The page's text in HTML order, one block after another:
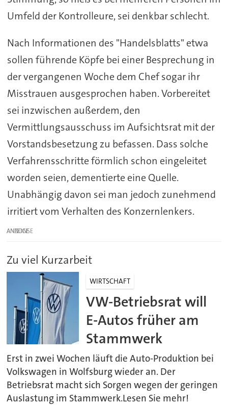
Umfeld der Kontrolleure, sei denkbar schlecht.
Nach Informationen des "Handelsblatts" etwa
sollen führende Köpfe bei einer Besprechung in
der vergangenen Woche dem Chef sogar ihr
Misstrauen ausgesprochen haben. Vorbereitet
sei inzwischen außerdem, den
Vermittlungsausschuss im Aufsichtsrat mit der
Vorstandsbesetzung zu befassen. Dass solche
Verfahrensschritte förmlich schon eingeleitet
worden seien, dementierte eine Quelle.
Unabhängig davon sei man jedoch zunehmend
irritiert vom Verhalten des Konzernlenkers.
ANZEIGE
Zu viel Kurzarbeit
WIRTSCHAFT
VW-Betriebsrat will
E-Autos früher am
Stammwerk
Erst in zwei Wochen läuft die Auto-Produktion bei
Volkswagen in Wolfsburg wieder an. Der
Betriebsrat macht sich Sorgen wegen der geringen
Auslastung im Stammwerk.Lesen Sie mehr!